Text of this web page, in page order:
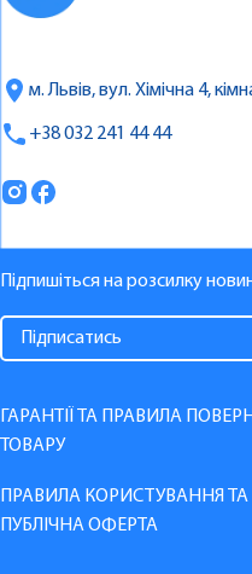
м. Львів, вул. Хімічна 4,
+38 032 241 44 44
Підпишіться на розсилку
ГАРАНТІЇ ТА ПРАВИЛА
ТОВАРУ
ПРАВИЛА КОРИСТУВАННЯ ТА
ПУБЛІЧНА ОФЕРТА